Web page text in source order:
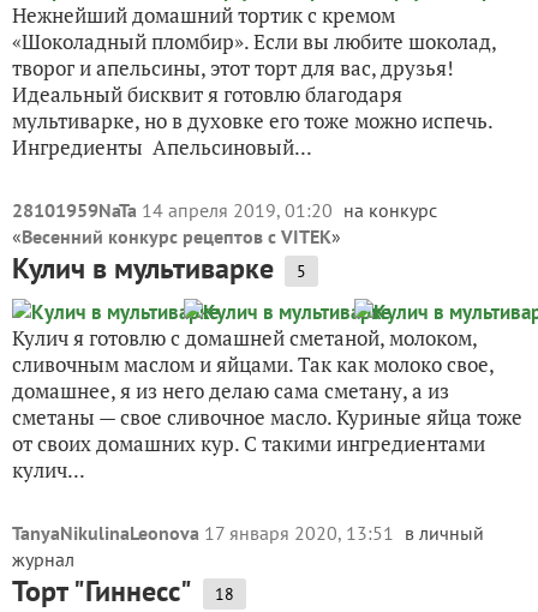
Нежнейший домашний тортик с кремом
«Шоколадный пломбир». Если вы любите шоколад,
творог и апельсины, этот торт для вас, друзья!
Идеальный бисквит я готовлю благодаря
мультиварке, но в духовке его тоже можно испечь.
Ингредиенты Апельсиновый...
28101959NaTa 14 апреля 2019, 01:20 на конкурс
«Весенний конкурс рецептов с VITEK»
Кулич в мультиварке 5
Кулич я готовлю с домашней сметаной, молоком,
сливочным маслом и яйцами. Так как молоко свое,
домашнее, я из него делаю сама сметану, а из
сметаны — свое сливочное масло. Куриные яйца тоже
от своих домашних кур. С такими ингредиентами
кулич...
TanyaNikulinaLeonova 17 января 2020, 13:51 в личный
журнал
Торт "Гиннесс" 18